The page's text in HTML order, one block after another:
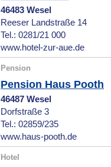
46483 Wesel
Reeser Landstraße 14
Tel.: 0281/21 000
www.hotel-zur-aue.de
Pension
Pension Haus Pooth
46487 Wesel
Dorfstraße 3
Tel.: 02859/235
www.haus-pooth.de
Hotel